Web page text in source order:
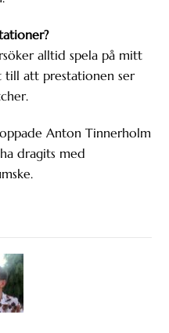
alltid spela på mitt
till att prestationen ser
Anton Tinnerholm
dragits med